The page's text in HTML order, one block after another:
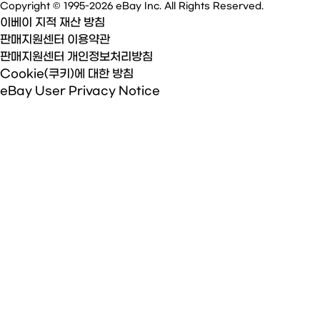
Copyright © 1995-2026 eBay Inc. All Rights Reserved.
이베이 지적 재산 방침
판매지원센터 이용약관
판매지원센터 개인정보처리방침
Cookie(쿠키)에 대한 방침
eBay User Privacy Notice